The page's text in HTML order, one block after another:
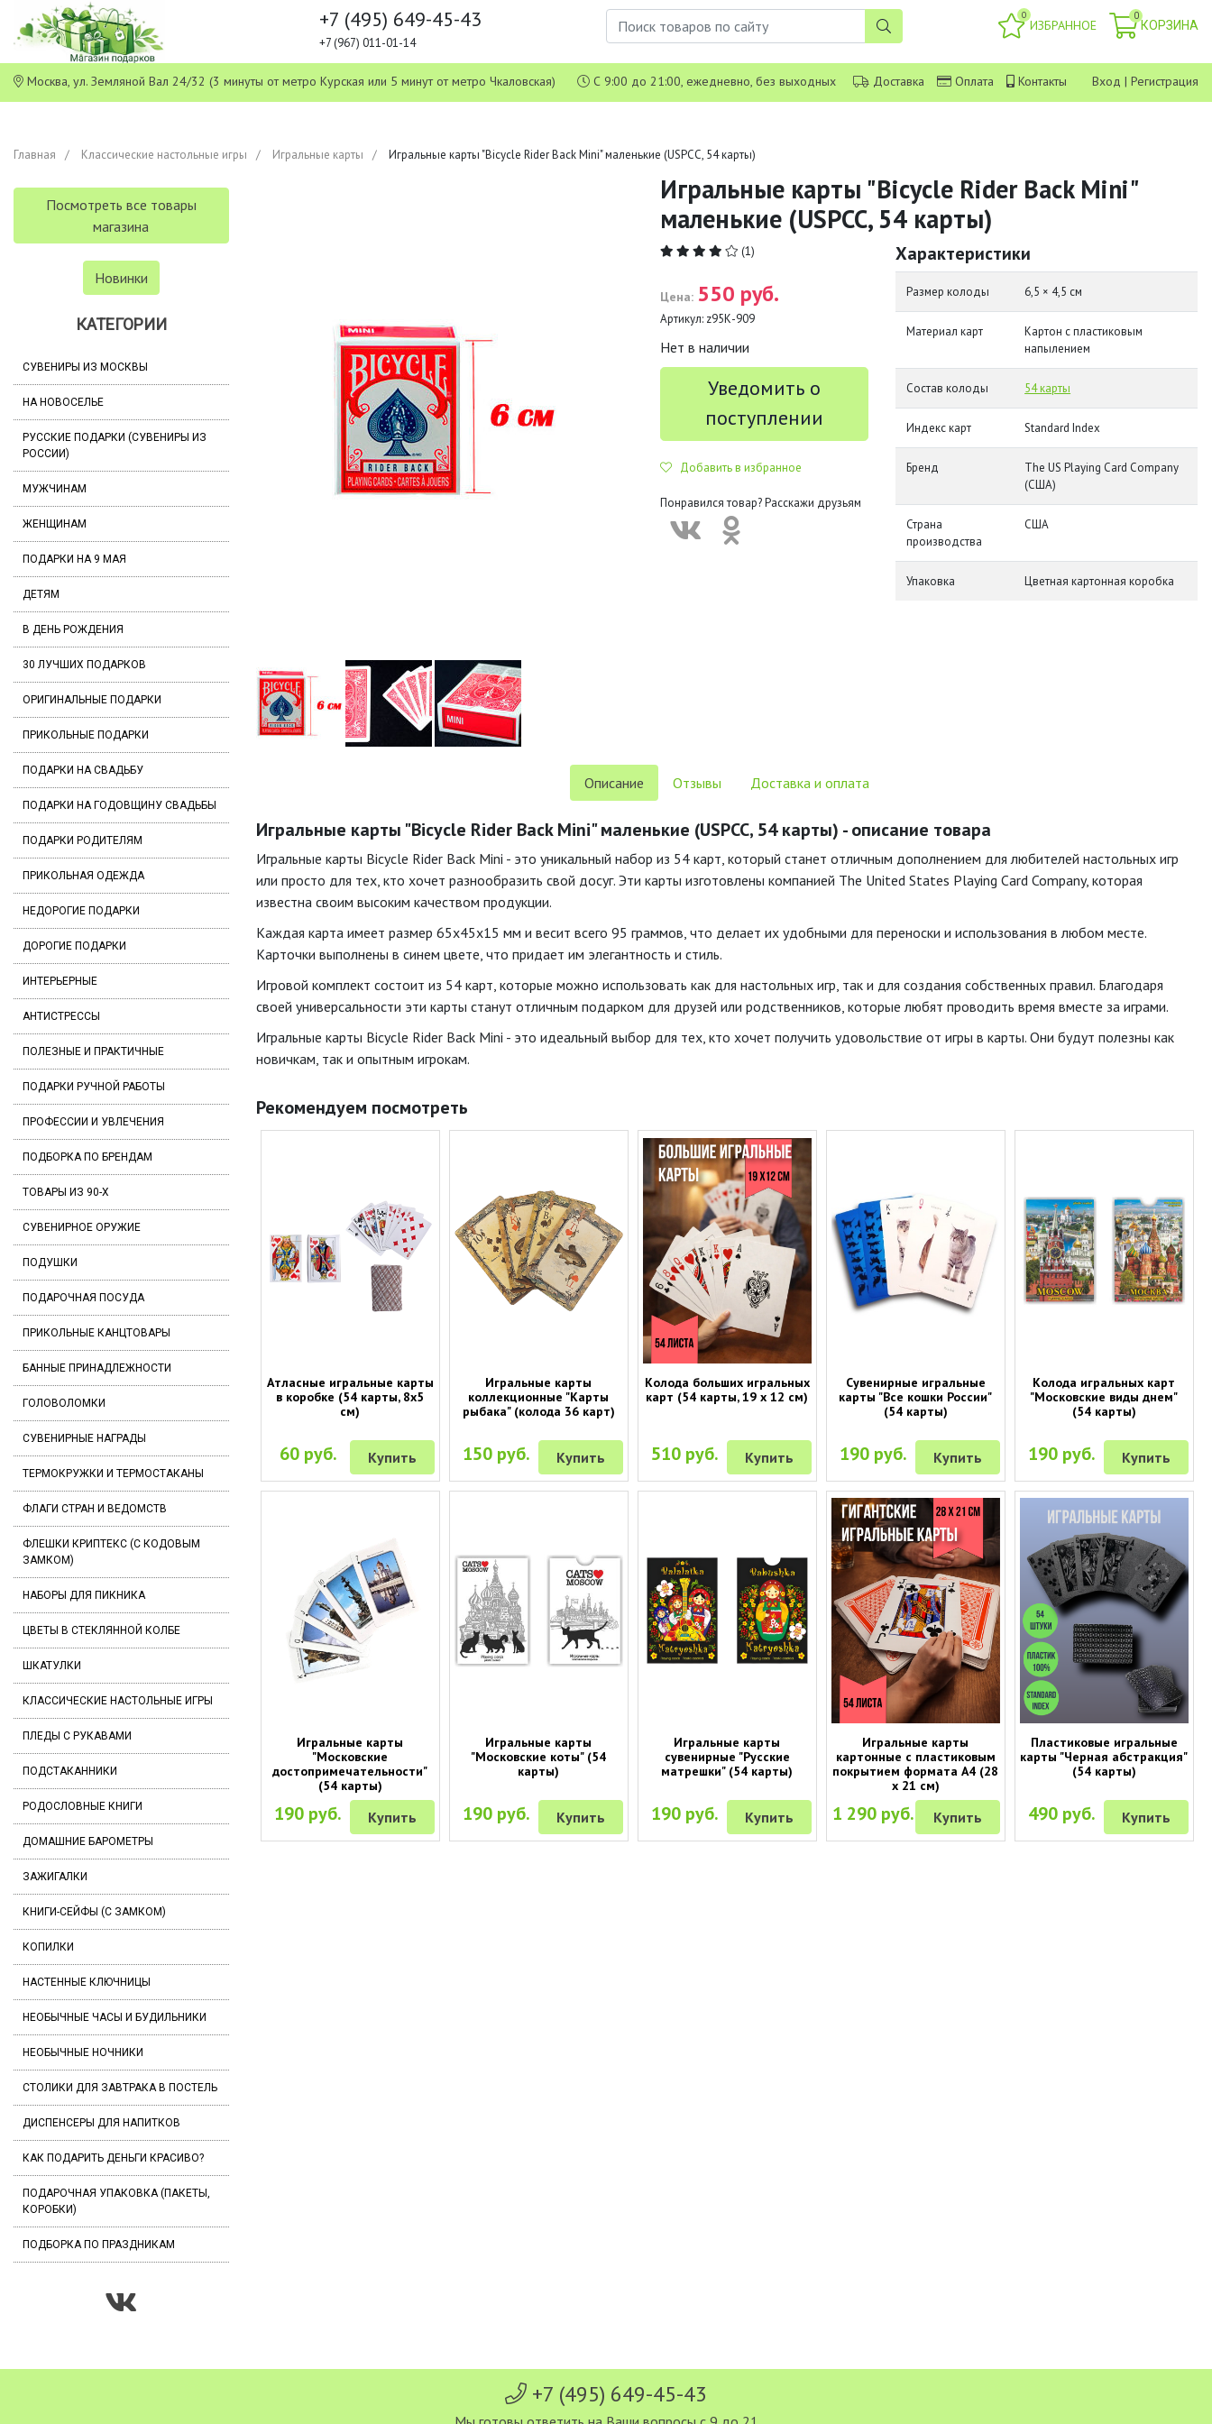
+7 (495) 649-45-43
+7 (967) 011-01-14
0
ИЗБРАННОЕ
0
КОРЗИНА
Москва, ул. Земляной Вал 24/32 (3 минуты от метро Курская или 5 минут от метро Чкаловская) С 9:00 до 21:00, ежедневно, без выходных Доставка Оплата Контакты Вход | Регистрация
Главная Классические настольные игры Игральные карты Игральные карты "Bicycle Rider Back Mini" маленькие (USPCC, 54 карты)
Посмотреть все товары
магазина
Новинки
КАТЕГОРИИ
СУВЕНИРЫ ИЗ МОСКВЫ
НА НОВОСЕЛЬЕ
РУССКИЕ ПОДАРКИ (СУВЕНИРЫ ИЗ
РОССИИ)
МУЖЧИНАМ
ЖЕНЩИНАМ
ПОДАРКИ НА 9 МАЯ
ДЕТЯМ
В ДЕНЬ РОЖДЕНИЯ
30 ЛУЧШИХ ПОДАРКОВ
ОРИГИНАЛЬНЫЕ ПОДАРКИ
ПРИКОЛЬНЫЕ ПОДАРКИ
ПОДАРКИ НА СВАДЬБУ
ПОДАРКИ НА ГОДОВЩИНУ СВАДЬБЫ
ПОДАРКИ РОДИТЕЛЯМ
ПРИКОЛЬНАЯ ОДЕЖДА
НЕДОРОГИЕ ПОДАРКИ
ДОРОГИЕ ПОДАРКИ
ИНТЕРЬЕРНЫЕ
АНТИСТРЕССЫ
ПОЛЕЗНЫЕ И ПРАКТИЧНЫЕ
ПОДАРКИ РУЧНОЙ РАБОТЫ
ПРОФЕССИИ И УВЛЕЧЕНИЯ
ПОДБОРКА ПО БРЕНДАМ
ТОВАРЫ ИЗ 90-Х
СУВЕНИРНОЕ ОРУЖИЕ
ПОДУШКИ
ПОДАРОЧНАЯ ПОСУДА
ПРИКОЛЬНЫЕ КАНЦТОВАРЫ
БАННЫЕ ПРИНАДЛЕЖНОСТИ
ГОЛОВОЛОМКИ
СУВЕНИРНЫЕ НАГРАДЫ
ТЕРМОКРУЖКИ И ТЕРМОСТАКАНЫ
ФЛАГИ СТРАН И ВЕДОМСТВ
ФЛЕШКИ КРИПТЕКС (С КОДОВЫМ
ЗАМКОМ)
НАБОРЫ ДЛЯ ПИКНИКА
ЦВЕТЫ В СТЕКЛЯННОЙ КОЛБЕ
ШКАТУЛКИ
КЛАССИЧЕСКИЕ НАСТОЛЬНЫЕ ИГРЫ
ПЛЕДЫ С РУКАВАМИ
ПОДСТАКАННИКИ
РОДОСЛОВНЫЕ КНИГИ
ДОМАШНИЕ БАРОМЕТРЫ
ЗАЖИГАЛКИ
КНИГИ-СЕЙФЫ (С ЗАМКОМ)
КОПИЛКИ
НАСТЕННЫЕ КЛЮЧНИЦЫ
НЕОБЫЧНЫЕ ЧАСЫ И БУДИЛЬНИКИ
НЕОБЫЧНЫЕ НОЧНИКИ
СТОЛИКИ ДЛЯ ЗАВТРАКА В ПОСТЕЛЬ
ДИСПЕНСЕРЫ ДЛЯ НАПИТКОВ
КАК ПОДАРИТЬ ДЕНЬГИ КРАСИВО?
ПОДАРОЧНАЯ УПАКОВКА (ПАКЕТЫ,
КОРОБКИ)
ПОДБОРКА ПО ПРАЗДНИКАМ
Игральные карты "Bicycle Rider Back Mini"
маленькие (USPCC, 54 карты)
(1)
Цена: 550 руб.
Артикул: z95К-909
Нет в наличии
Уведомить о
поступлении
Добавить в избранное
Понравился товар? Расскажи друзьям
Характеристики
Размер колоды 6,5 × 4,5 см
Материал карт
Картон с пластиковым
напылением
Состав колоды 54 карты
Индекс карт Standard Index
Бренд
The US Playing Card Company
(США)
Страна
производства
США
Упаковка Цветная картонная коробка
Описание Отзывы Доставка и оплата
Игральные карты "Bicycle Rider Back Mini" маленькие (USPCC, 54 карты) - описание товара
Игральные карты Bicycle Rider Back Mini - это уникальный набор из 54 карт, который станет отличным дополнением для любителей настольных игр
или просто для тех, кто хочет разнообразить свой досуг. Эти карты изготовлены компанией The United States Playing Card Company, которая
известна своим высоким качеством продукции.
Каждая карта имеет размер 65x45x15 мм и весит всего 95 граммов, что делает их удобными для переноски и использования в любом месте.
Карточки выполнены в синем цвете, что придает им элегантность и стиль.
Игровой комплект состоит из 54 карт, которые можно использовать как для настольных игр, так и для создания собственных правил. Благодаря
своей универсальности эти карты станут отличным подарком для друзей или родственников, которые любят проводить время вместе за играми.
Игральные карты Bicycle Rider Back Mini - это идеальный выбор для тех, кто хочет получить удовольствие от игры в карты. Они будут полезны как
новичкам, так и опытным игрокам.
Рекомендуем посмотреть
Атласные игральные карты
в коробке (54 карты, 8х5
см)
60 руб. Купить
Игральные карты
коллекционные "Карты
рыбака" (колода 36 карт)
150 руб. Купить
Колода больших игральных
карт (54 карты, 19 х 12 см)
510 руб. Купить
Сувенирные игральные
карты "Все кошки России"
(54 карты)
190 руб. Купить
Колода игральных карт
"Московские виды днем"
(54 карты)
190 руб. Купить
Игральные карты
"Московские
достопримечательности"
(54 карты)
190 руб. Купить
Игральные карты
"Московские коты" (54
карты)
190 руб. Купить
Игральные карты
сувенирные "Русские
матрешки" (54 карты)
190 руб. Купить
Игральные карты
картонные с пластиковым
покрытием формата А4 (28
х 21 см)
1 290 руб. Купить
Пластиковые игральные
карты "Черная абстракция"
(54 карты)
490 руб. Купить
+7 (495) 649-45-43